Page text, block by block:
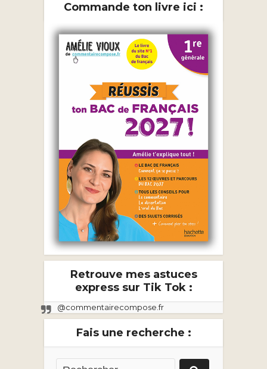
Commande ton livre ici :
Retrouve mes astuces
express sur Tik Tok :
@commentairecompose.fr
Fais une recherche :